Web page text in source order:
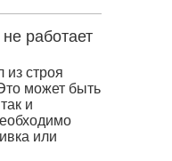
работает
из строя
может быть
и
или